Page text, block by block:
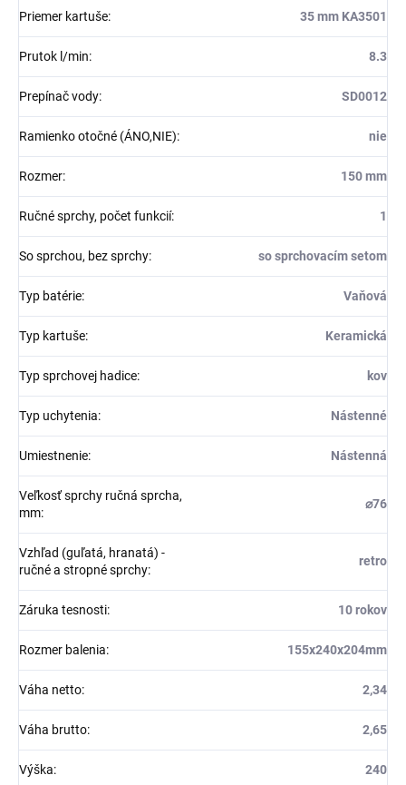
Priemer kartuše: 35 mm KA3501
Prutok l/min: 8.3
Prepínač vody: SD0012
Ramienko otočné (ÁNO,NIE): nie
Rozmer: 150 mm
Ručné sprchy, počet funkcií: 1
So sprchou, bez sprchy: so sprchovacím setom
Typ batérie: Vaňová
Typ kartuše: Keramická
Typ sprchovej hadice: kov
Typ uchytenia: Nástenné
Umiestnenie: Nástenná
Veľkosť sprchy ručná sprcha,
mm:
⌀76
Vzhľad (guľatá, hranatá) -
ručné a stropné sprchy:
retro
Záruka tesnosti: 10 rokov
Rozmer balenia: 155x240x204mm
Váha netto: 2,34
Váha brutto: 2,65
Výška: 240